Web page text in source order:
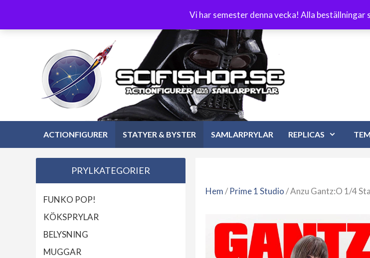
Vi har semester denna vecka! Alla beställningar
innehåll
Öppet köp 30 dagar Frakt 89 kr
ACTIONFIGURER STATYER & BYSTER SAMLARPRYLAR REPLICAS
Hem/Prime 1 Studio/ Anzu Gantz:O 1/4
PRYLKATEGORIER
FUNKO POP!
KÖKSPRYLAR
BELYSNING
MUGGAR